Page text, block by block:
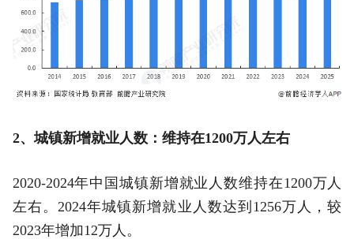
2、城镇新增就业人数：维持在1200万人左右
2020-2024年中国城镇新增就业人数维持在1200万人
左右。2024年城镇新增就业人数达到1256万人，较
2023年增加12万人。